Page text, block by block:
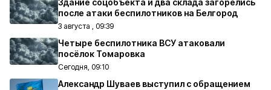
Здание соцобъекта и два склада загорелись
после атаки беспилотников на Белгород
3 августа , 09:39
Четыре беспилотника ВСУ атаковали
посёлок Томаровка
Сегодня, 09:10
Александр Шуваев выступил с обращением